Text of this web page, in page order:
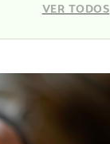
VER TODOS